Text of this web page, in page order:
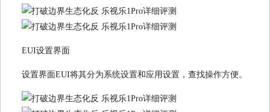
EUI设置界面
设置界面EUI将其分为系统设置和应用设置，查找操作方便。